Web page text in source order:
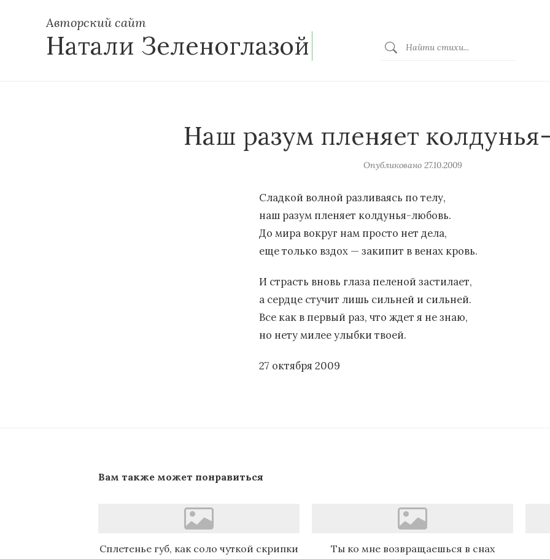
Авторский сайт
Натали Зеленоглазой
Наш разум пленяет
Опубликовано 27.10.2009
Сладкой волной разливаясь по телу,
наш разум пленяет колдунья-любовь.
До мира вокруг нам просто нет дела,
еще только вздох — закипит в венах кровь.
И страсть вновь глаза пеленой застилает,
а сердце стучит лишь сильней и сильней.
Все как в первый раз, что ждет я не знаю,
но нету милее улыбки твоей.
27 октября 2009
Вам также может понравиться
Сплетенье губ, как соло чуткой скрипки Ты ко мне возвращаешься в снах